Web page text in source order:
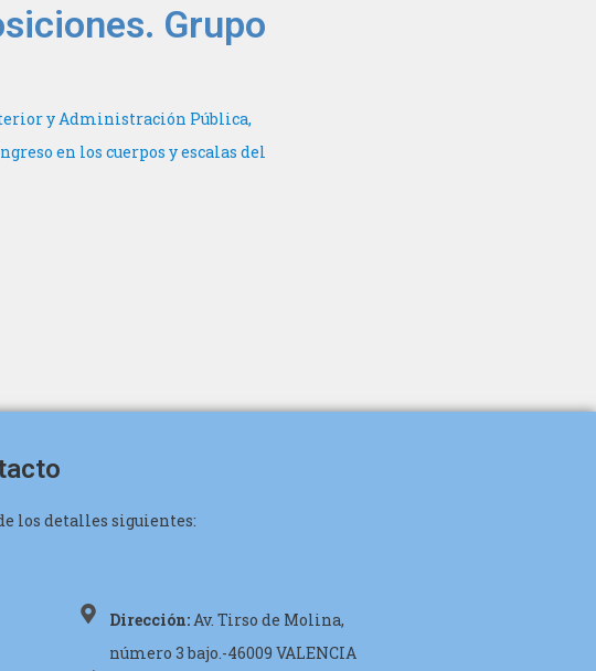
Grupo
y Administración Pública,
en los cuerpos y escalas del
los detalles siguientes:
Dirección:Av. Tirso de Molina,
número 3 bajo.-46009 VALENCIA